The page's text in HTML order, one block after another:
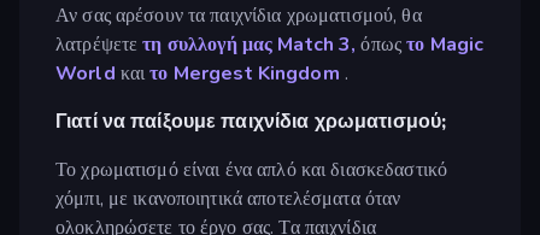
Αν σας αρέσουν τα παιχνίδια χρωματισμού, θα
λατρέψετετη συλλογή μας Match 3, όπωςτο Magic
World καιτο Mergest Kingdom .
Γιατί να παίξουμε παιχνίδια χρωματισμού;
Το χρωματισμό είναι ένα απλό και διασκεδαστικό
χόμπι, με ικανοποιητικά αποτελέσματα όταν
ολοκληρώσετε το έργο σας. Τα παιχνίδια